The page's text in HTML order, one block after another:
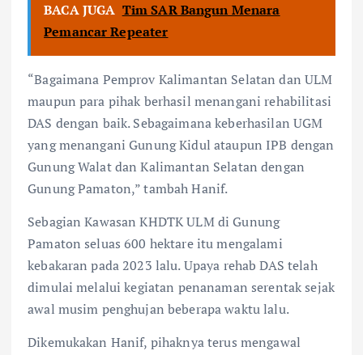
BACA JUGA Tim SAR Bangun Menara
Pemancar Repeater
“Bagaimana Pemprov Kalimantan Selatan dan ULM
maupun para pihak berhasil menangani rehabilitasi
DAS dengan baik. Sebagaimana keberhasilan UGM
yang menangani Gunung Kidul ataupun IPB dengan
Gunung Walat dan Kalimantan Selatan dengan
Gunung Pamaton,” tambah Hanif.
Sebagian Kawasan KHDTK ULM di Gunung
Pamaton seluas 600 hektare itu mengalami
kebakaran pada 2023 lalu. Upaya rehab DAS telah
dimulai melalui kegiatan penanaman serentak sejak
awal musim penghujan beberapa waktu lalu.
Dikemukakan Hanif, pihaknya terus mengawal